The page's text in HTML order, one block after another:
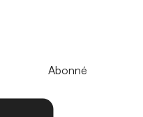
Abonné